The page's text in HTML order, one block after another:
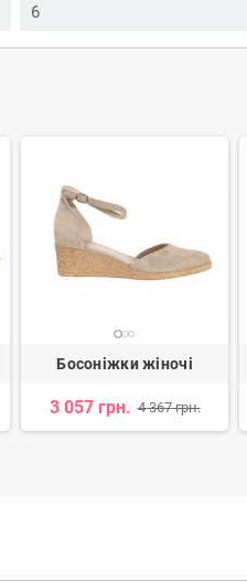
6
Босоніжки жіночі
3 057 грн. 4 367 грн.